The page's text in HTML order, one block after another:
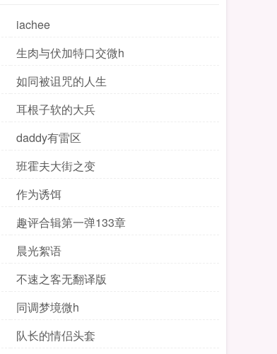
iachee
生肉与伏加特口交微h
如同被诅咒的人生
耳根子软的大兵
daddy有雷区
班霍夫大街之变
作为诱饵
趣评合辑第一弹133章
晨光絮语
不速之客无翻译版
同调梦境微h
队长的情侣头套